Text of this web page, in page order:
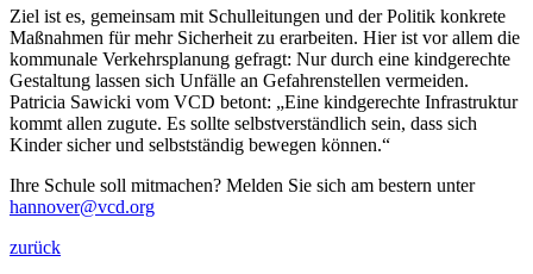
Ziel ist es, gemeinsam mit Schulleitungen und der Politik konkrete
Maßnahmen für mehr Sicherheit zu erarbeiten. Hier ist vor allem die
kommunale Verkehrsplanung gefragt: Nur durch eine kindgerechte
Gestaltung lassen sich Unfälle an Gefahrenstellen vermeiden.
Patricia Sawicki vom VCD betont: „Eine kindgerechte Infrastruktur
kommt allen zugute. Es sollte selbstverständlich sein, dass sich
Kinder sicher und selbstständig bewegen können.“
Ihre Schule soll mitmachen? Melden Sie sich am bestern unter
hannover@vcd.org
zurück